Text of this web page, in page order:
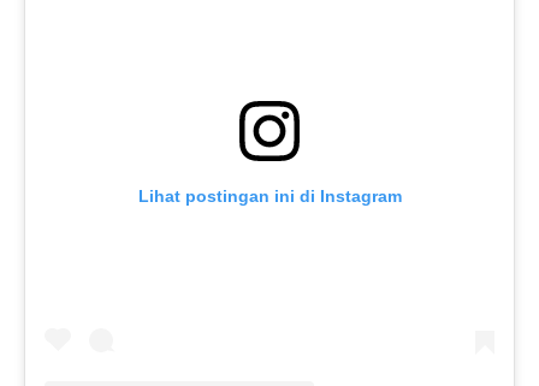
Lihat postingan ini di Instagram